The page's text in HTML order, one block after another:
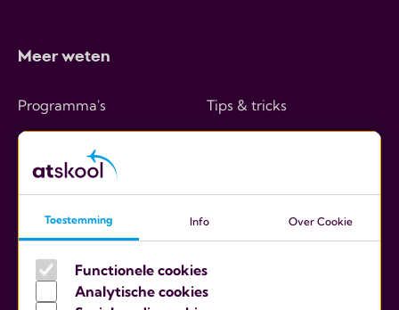
Meer weten
Programma's
Hoe werkt het
Kosten
Scholen
Tips & tricks
Toestemming Info Over Cookie
Functionele cookies
Analytische cookies